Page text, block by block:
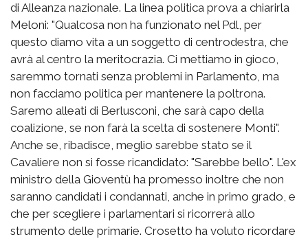
di Alleanza nazionale. La linea politica prova a chiarirla
Meloni: "Qualcosa non ha funzionato nel Pdl, per
questo diamo vita a un soggetto di centrodestra, che
avrà al centro la meritocrazia. Ci mettiamo in gioco,
saremmo tornati senza problemi in Parlamento, ma
non facciamo politica per mantenere la poltrona.
Saremo alleati di Berlusconi, che sarà capo della
coalizione, se non farà la scelta di sostenere Monti".
Anche se, ribadisce, meglio sarebbe stato se il
Cavaliere non si fosse ricandidato: "Sarebbe bello". L'ex
ministro della Gioventù ha promesso inoltre che non
saranno candidati i condannati, anche in primo grado, e
che per scegliere i parlamentari si ricorrerà allo
strumento delle primarie. Crosetto ha voluto ricordare